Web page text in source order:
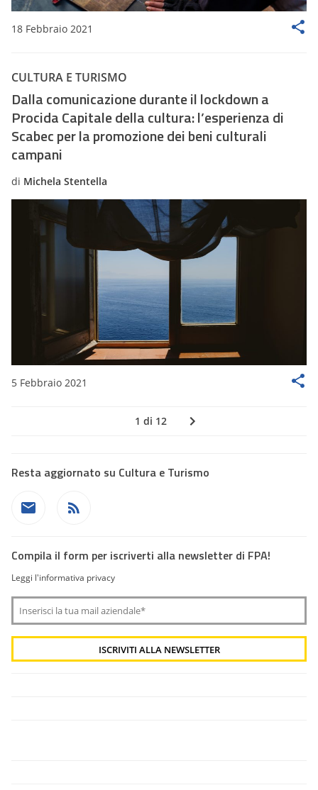
18 Febbraio 2021
CULTURA E TURISMO
Dalla comunicazione durante il lockdown a
Procida Capitale della cultura: l’esperienza di
Scabec per la promozione dei beni culturali
campani
di Michela Stentella
5 Febbraio 2021
1 di 12
Resta aggiornato su Cultura e Turismo
Compila il form per iscriverti alla newsletter di FPA!
Leggi l'informativa privacy